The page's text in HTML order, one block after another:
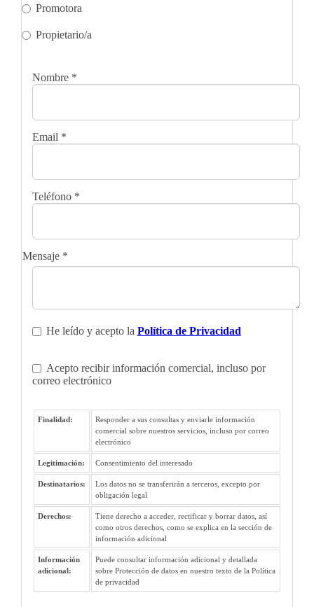
Promotora
Propietario/a
Nombre *
Email *
Teléfono *
Mensaje *
He leído y acepto la Política de Privacidad
Acepto recibir información comercial, incluso por
correo electrónico
Finalidad:
Responder a sus consultas y enviarle información
comercial sobre nuestros servicios, incluso por correo
electrónico
Legitimación: Consentimiento del interesado
Destinatarios:
Los datos no se transferirán a terceros, excepto por
obligación legal
Derechos:
Tiene derecho a acceder, rectificar y borrar datos, así
como otros derechos, como se explica en la sección de
información adicional
Información
adicional:
Puede consultar información adicional y detallada
sobre Protección de datos en nuestro texto de la Política
de privacidad